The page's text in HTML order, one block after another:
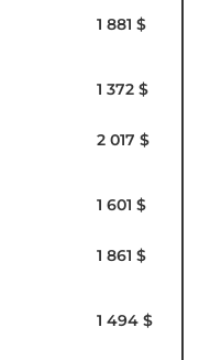
1 881 $
1 372 $
2 017 $
1 601 $
1 861 $
1 494 $